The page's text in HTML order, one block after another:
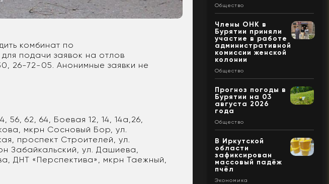
комбинат по
подачи заявок на отлов
26-72-05. Анонимные заявки не
56, 62, 64, Боевая 12, 14, 14а,26,
мкрн Сосновый Бор, ул.
проспект Строителей, ул.
Забайкальский, ул. Дашиева,
ДНТ «Перспектива», мкрн Таежный,
Общество
Члены ОНК в
Бурятии приняли
участие в работе
административной
комиссии женской
колонии
Общество
Прогноз погоды в
Бурятии на 03
августа 2026
года
Общество
В Иркутской
области
зафиксирован
массовый падёж
пчёл
Экономика